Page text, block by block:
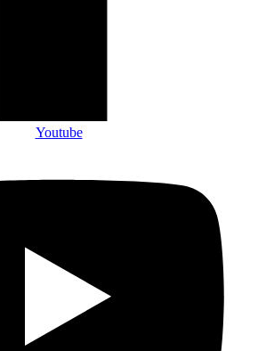
Youtube